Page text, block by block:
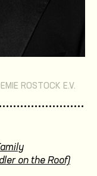
ROSTOCK E.V.
on the Roof)